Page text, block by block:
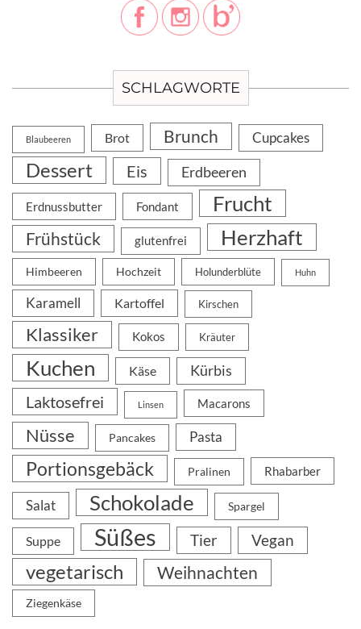
SCHLAGWORTE
Blaubeeren Brot Brunch Cupcakes
Dessert Eis Erdbeeren
Erdnussbutter Fondant Frucht
Frühstück glutenfrei Herzhaft
Himbeeren Hochzeit Holunderblüte Huhn
Karamell Kartoffel Kirschen
Klassiker Kokos Kräuter
Kuchen Käse Kürbis
Laktosefrei Linsen Macarons
Nüsse Pancakes Pasta
Portionsgebäck Pralinen Rhabarber
Salat Schokolade Spargel
Suppe Süßes Tier Vegan
vegetarisch Weihnachten
Ziegenkäse